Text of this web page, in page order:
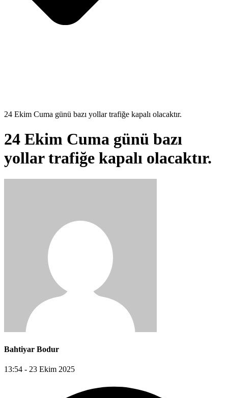
24 Ekim Cuma günü bazı yollar trafiğe kapalı olacaktır.
24 Ekim Cuma günü bazı
yollar trafiğe kapalı olacaktır.
Bahtiyar Bodur
13:54 - 23 Ekim 2025